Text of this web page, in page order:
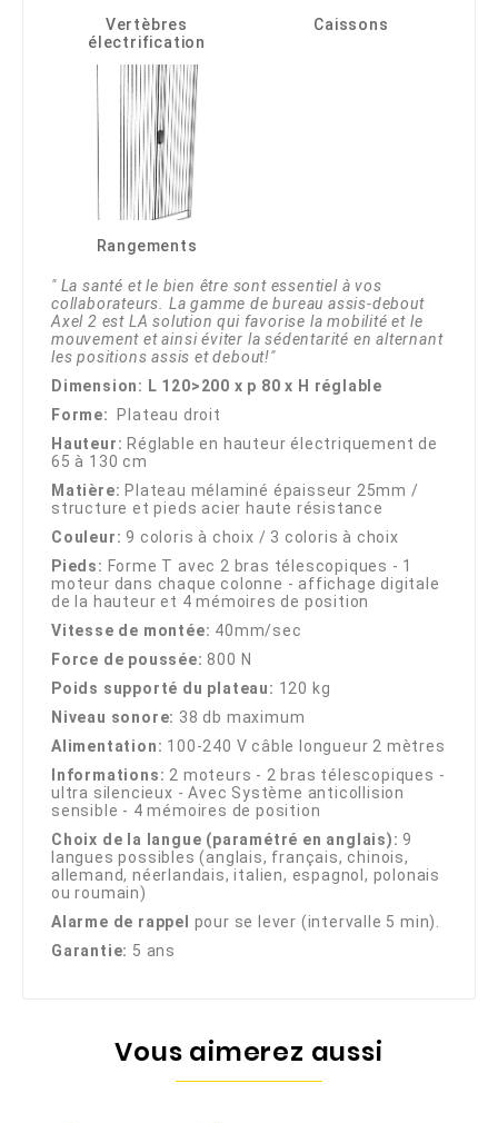
Vertèbres
électrification
Caissons
Rangements
" La santé et le bien être sont essentiel à vos
collaborateurs. La gamme de bureau assis-debout
Axel 2 est LA solution qui favorise la mobilité et le
mouvement et ainsi éviter la sédentarité en alternant
les positions assis et debout!"
Dimension: L 120>200 x p 80 x H réglable
Forme:
Plateau droit
Hauteur: Réglable en hauteur électriquement de
65 à 130 cm
Matière: Plateau mélaminé épaisseur 25mm /
structure et pieds acier haute résistance
Couleur: 9 coloris à choix / 3 coloris à choix
Pieds: Forme T avec 2 bras télescopiques - 1
moteur dans chaque colonne - affichage digitale
de la hauteur et 4 mémoires de position
Vitesse de montée: 40mm/sec
Force de poussée: 800 N
Poids supporté du plateau: 120 kg
Niveau sonore: 38 db maximum
Alimentation: 100-240 V câble longueur 2 mètres
Informations: 2 moteurs - 2 bras télescopiques -
ultra silencieux - Avec Système anticollision
sensible - 4 mémoires de position
Choix de la langue (paramétré en anglais): 9
langues possibles (anglais, français, chinois,
allemand, néerlandais, italien, espagnol, polonais
ou roumain)
Alarme de rappel
pour se lever (intervalle 5 min).
Garantie: 5 ans
Vous aimerez aussi